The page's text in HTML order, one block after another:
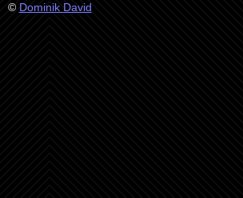
© Dominik David